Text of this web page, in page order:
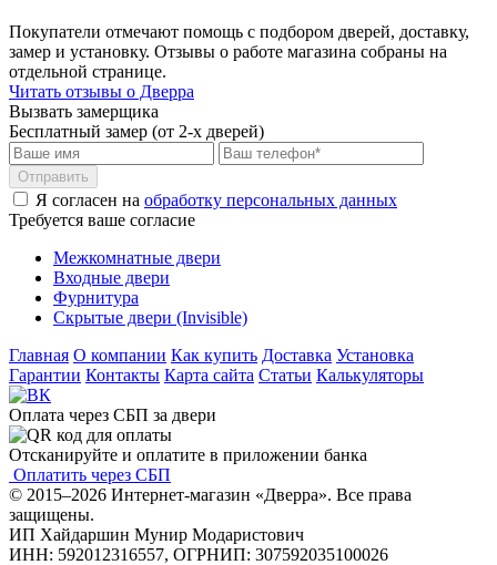
Покупатели отмечают помощь с подбором дверей, доставку,
замер и установку. Отзывы о работе магазина собраны на
отдельной странице.
Читать отзывы о Дверра
Вызвать замерщика
Бесплатный замер (от 2-х дверей)
Отправить
Я согласен на обработку персональных данных
Требуется ваше согласие
Межкомнатные двери
Входные двери
Фурнитура
Скрытые двери (Invisible)
Главная О компании Как купить Доставка Установка
Гарантии Контакты Карта сайта Статьи Калькуляторы
Оплата через СБП за двери
Отсканируйте и оплатите в приложении банка
Оплатить через СБП
© 2015–2026 Интернет-магазин «Дверра». Все права
защищены.
ИП Хайдаршин Мунир Модаристович
ИНН: 592012316557, ОГРНИП: 307592035100026